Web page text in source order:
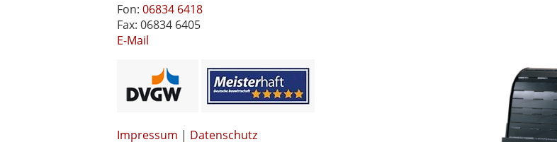
Fon: 06834 6418
Fax: 06834 6405
E-Mail
Impressum | Datenschutz